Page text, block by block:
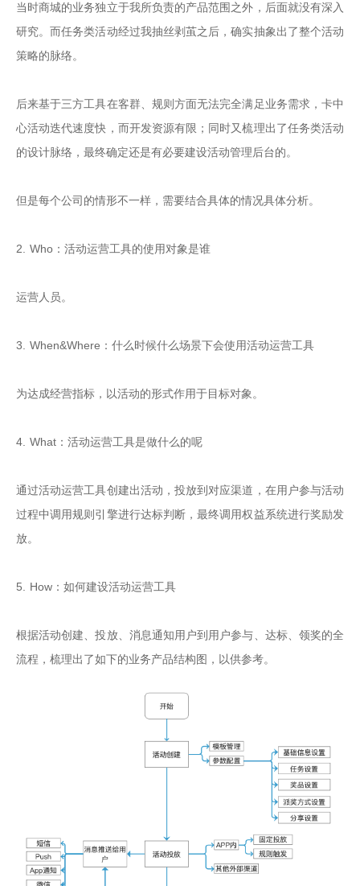
当时商城的业务独立于我所负责的产品范围之外，后面就没有深入
研究。而任务类活动经过我抽丝剥茧之后，确实抽象出了整个活动
策略的脉络。
后来基于三方工具在客群、规则方面无法完全满足业务需求，卡中
心活动迭代速度快，而开发资源有限；同时又梳理出了任务类活动
的设计脉络，最终确定还是有必要建设活动管理后台的。
但是每个公司的情形不一样，需要结合具体的情况具体分析。
2. Who：活动运营工具的使用对象是谁
运营人员。
3. When&Where：什么时候什么场景下会使用活动运营工具
为达成经营指标，以活动的形式作用于目标对象。
4. What：活动运营工具是做什么的呢
通过活动运营工具创建出活动，投放到对应渠道，在用户参与活动
过程中调用规则引擎进行达标判断，最终调用权益系统进行奖励发
放。
5. How：如何建设活动运营工具
根据活动创建、投放、消息通知用户到用户参与、达标、领奖的全
流程，梳理出了如下的业务产品结构图，以供参考。